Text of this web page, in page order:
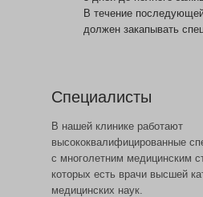
В течение
должен закапывать
Специалисты
В нашей клинике работают
высококвалифицированные
с многолетним медицинским
которых есть врачи высшей
медицинских наук.